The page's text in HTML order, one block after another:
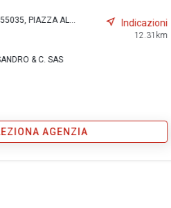
PIAZZA AL... Indicazioni
12.31km
& C. SAS
AGENZIA